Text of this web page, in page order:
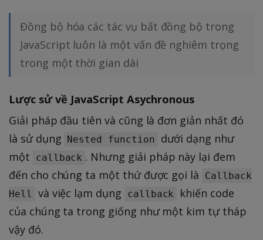
Đồng bộ hóa các tác vụ bất đồng bộ trong
JavaScript luôn là một vấn đề nghiêm trọng
trong một thời gian dài
Lược sử về JavaScript Asychronous
Giải pháp đầu tiên và cũng là đơn giản nhất đó
là sử dụng
Nested function
dưới dạng như
một
callback . Nhưng giải pháp này lại đem
đến cho chúng ta một thứ được gọi là
Callback
Hell
và việc lạm dụng callback
khiến code
của chúng ta trong giống như một kim tự tháp
vậy đó.